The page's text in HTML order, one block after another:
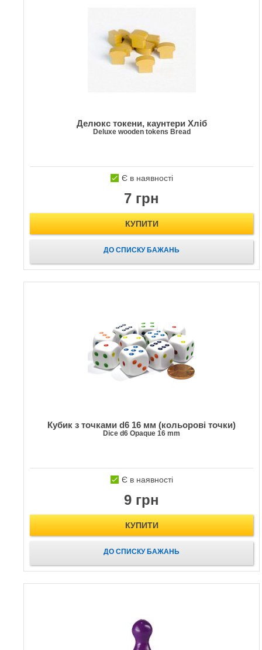
Делюкс токени, каунтери Хліб
Deluxe wooden tokens Bread
Є в наявності
7 грн
КУПИТИ
ДО СПИСКУ БАЖАНЬ
Кубик з точками d6 16 мм (кольорові точки)
Dice d6 Opaque 16 mm
Є в наявності
9 грн
КУПИТИ
ДО СПИСКУ БАЖАНЬ